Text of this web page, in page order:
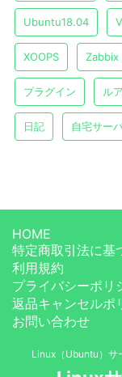
Ubuntu18.04
XOOPS Zabbix
プラグイン ル
日記 自宅サー
HOME
特定商取引法に基
利用規約
プライバシーポリ
返品キャンセルポ
お問い合わせ
Linux（Ubuntu）サ